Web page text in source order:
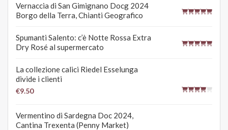
Vernaccia di San Gimignano Docg 2024
Borgo della Terra, Chianti Geografico
Spumanti Salento: c’è Notte Rossa Extra
Dry Rosé al supermercato
La collezione calici Riedel Esselunga
divide i clienti
€9.50
Vermentino di Sardegna Doc 2024,
Cantina Trexenta (Penny Market)